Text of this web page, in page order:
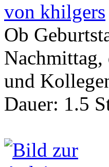
von khilgers
Ob
und
Dauer: 1.5